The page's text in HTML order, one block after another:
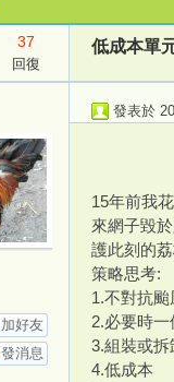
›
37
回復
低成本單
加好友
發消息
發表於
15年前我
來網子毀
護此刻的
策略思考:
1.不對抗颱
2.必要時
3.組裝或
4.低成本